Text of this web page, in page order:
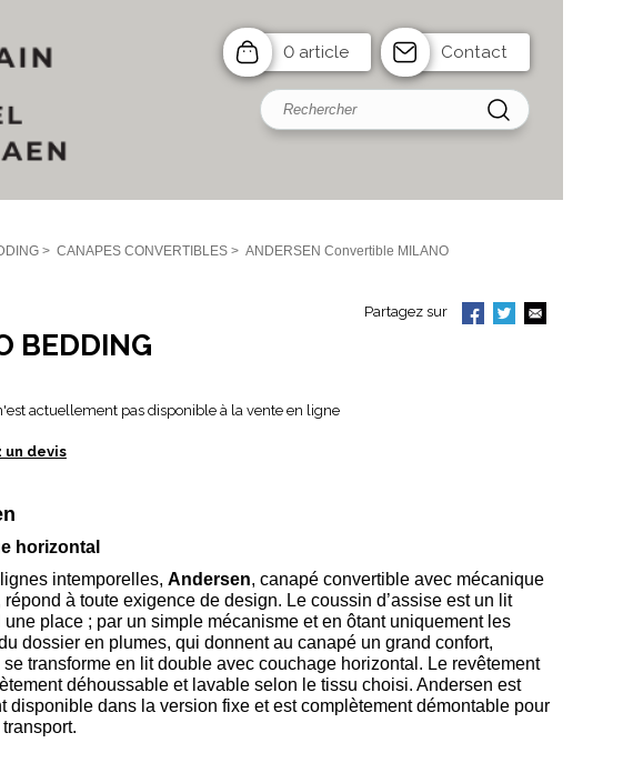
0 article Contact
> CANAPES CONVERTIBLES > ANDERSEN Convertible MILANO
Partagez sur
BEDDING
actuellement pas disponible à la vente en ligne
un devis
horizontal
intemporelles, Andersen, canapé convertible avec mécanique
répond à toute exigence de design. Le coussin d’assise est un lit
une place ; par un simple mécanisme et en ôtant uniquement les
dossier en plumes, qui donnent au canapé un grand confort,
transforme en lit double avec couchage horizontal. Le revêtement
déhoussable et lavable selon le tissu choisi. Andersen est
disponible dans la version fixe et est complètement démontable pour